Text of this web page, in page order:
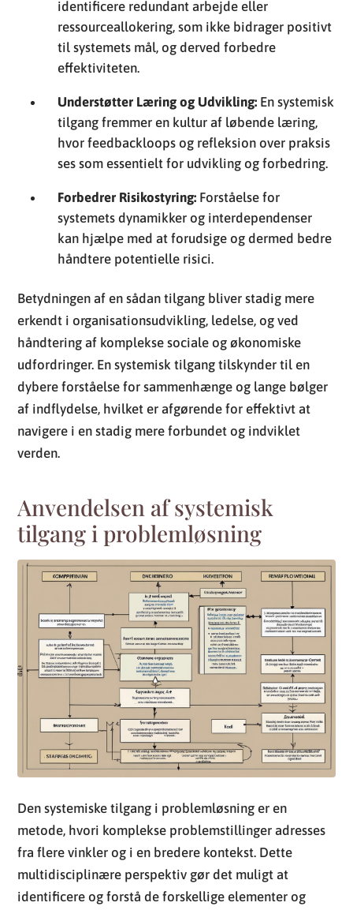
identificere redundant arbejde eller
ressourceallokering, som ikke bidrager positivt
til systemets mål, og derved forbedre
effektiviteten.
Understøtter Læring og Udvikling: En systemisk
tilgang fremmer en kultur af løbende læring,
hvor feedbackloops og refleksion over praksis
ses som essentielt for udvikling og forbedring.
Forbedrer Risikostyring: Forståelse for
systemets dynamikker og interdependenser
kan hjælpe med at forudsige og dermed bedre
håndtere potentielle risici.
Betydningen af en sådan tilgang bliver stadig mere
erkendt i organisationsudvikling, ledelse, og ved
håndtering af komplekse sociale og økonomiske
udfordringer. En systemisk tilgang tilskynder til en
dybere forståelse for sammenhænge og lange bølger
af indflydelse, hvilket er afgørende for effektivt at
navigere i en stadig mere forbundet og indviklet
verden.
Anvendelsen af systemisk
tilgang i problemløsning
Den systemiske tilgang i problemløsning er en
metode, hvori komplekse problemstillinger adresses
fra flere vinkler og i en bredere kontekst. Dette
multidisciplinære perspektiv gør det muligt at
identificere og forstå de forskellige elementer og